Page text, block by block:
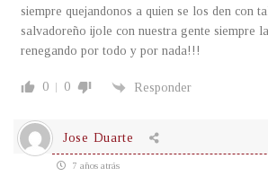
siempre quejandonos a quien se los den con
salvadoreño ijole con nuestra gente siempre
renegando por todo y por nada!!!
0 0 Responder
Jose Duarte
7 años atrás